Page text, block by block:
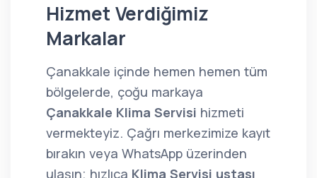
Hizmet Verdiğimiz
Markalar
Çanakkale içinde hemen hemen tüm
bölgelerde, çoğu markaya
Çanakkale Klima Servisi hizmeti
vermekteyiz. Çağrı merkezimize kayıt
bırakın veya WhatsApp üzerinden
ulaşın; hızlıca Klima Servisi ustası